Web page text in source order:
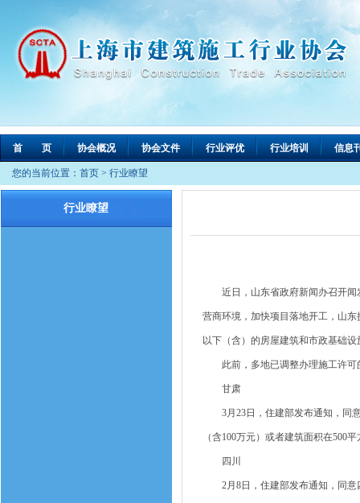
首 页 协会概况 协会文件 行业评优 行业培训 信息
您的当前位置： 首页 > 行业瞭望
行业瞭望
近日，山东省政府新闻办召开闻
营商环境，加快项目落地开工，山
以下（含）的房屋建筑和市政基础
此前，多地已调整办理施工许可
甘肃
3月23日，住建部发布通知，同意
（含100万元）或者建筑面积在500
四川
2月8日，住建部发布通知，同意